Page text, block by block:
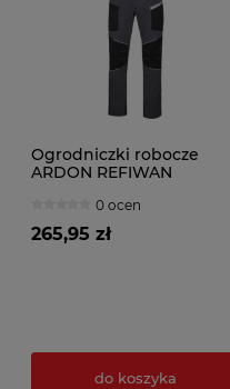
Ogrodniczki robocze
ARDON REFIWAN
0 ocen
265,95 zł
do koszyka